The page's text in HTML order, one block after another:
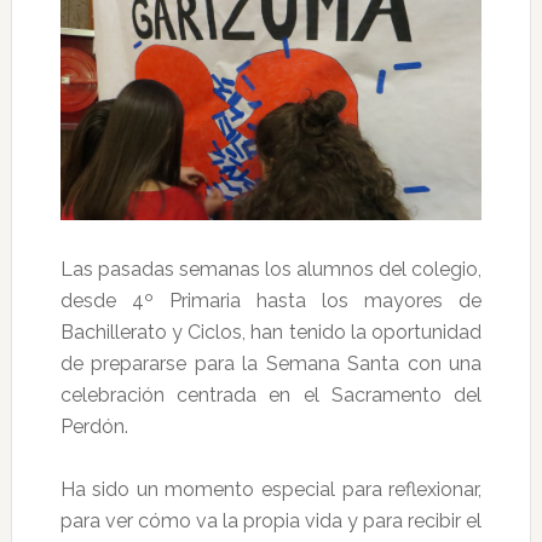
Las pasadas semanas los alumnos del colegio,
desde 4º Primaria hasta los mayores de
Bachillerato y Ciclos, han tenido la oportunidad
de prepararse para la Semana Santa con una
celebración centrada en el Sacramento del
Perdón.
Ha sido un momento especial para reflexionar,
para ver cómo va la propia vida y para recibir el